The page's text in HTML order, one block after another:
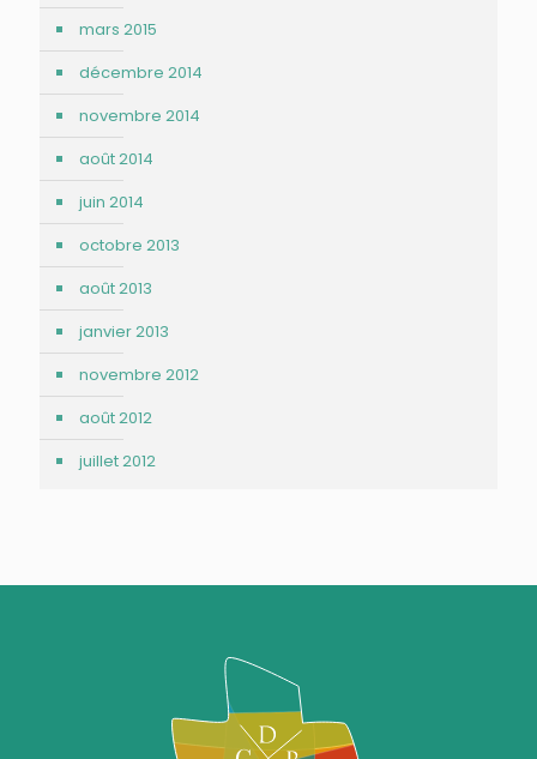
mars 2015
décembre 2014
novembre 2014
août 2014
juin 2014
octobre 2013
août 2013
janvier 2013
novembre 2012
août 2012
juillet 2012